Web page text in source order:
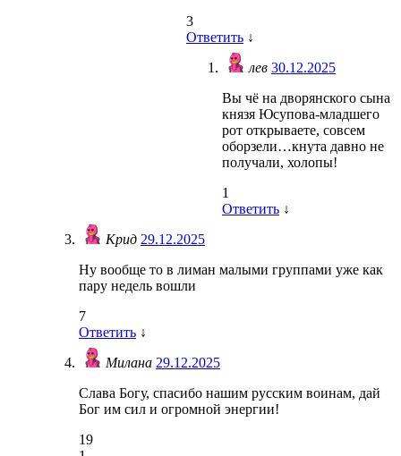
3
Ответить ↓
лев 30.12.2025
Вы чё на дворянского сына
князя Юсупова-младшего
рот открываете, совсем
оборзели…кнута давно не
получали, холопы!
1
Ответить ↓
Крид 29.12.2025
Ну вообще то в лиман малыми группами уже как
пару недель вошли
7
Ответить ↓
Милана 29.12.2025
Слава Богу, спасибо нашим русским воинам, дай
Бог им сил и огромной энергии!
19